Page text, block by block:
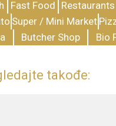
Fast Food
Super / Mini Market
Butcher Shop Bio
takođe: